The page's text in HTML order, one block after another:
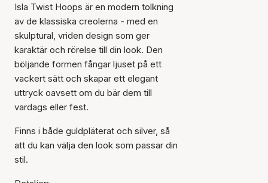
Isla Twist Hoops är en modern tolkning
av de klassiska creolerna - med en
skulptural, vriden design som ger
karaktär och rörelse till din look. Den
böljande formen fångar ljuset på ett
vackert sätt och skapar ett elegant
uttryck oavsett om du bär dem till
vardags eller fest.
Finns i både guldpläterat och silver, så
att du kan välja den look som passar din
stil.